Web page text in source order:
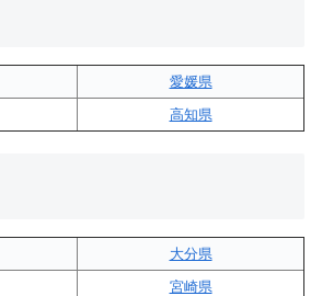
愛媛県
高知県
大分県
宮崎県